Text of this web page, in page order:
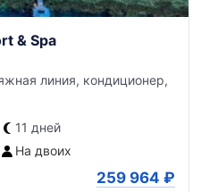
& Spa
линия, кондиционер,
11 дней
На двоих
259 964 ₽